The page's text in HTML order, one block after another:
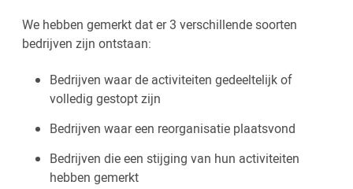
We hebben gemerkt dat er 3 verschillende soorten
bedrijven zijn ontstaan:
Bedrijven waar de activiteiten gedeeltelijk of
volledig gestopt zijn
Bedrijven waar een reorganisatie plaatsvond
Bedrijven die een stijging van hun activiteiten
hebben gemerkt